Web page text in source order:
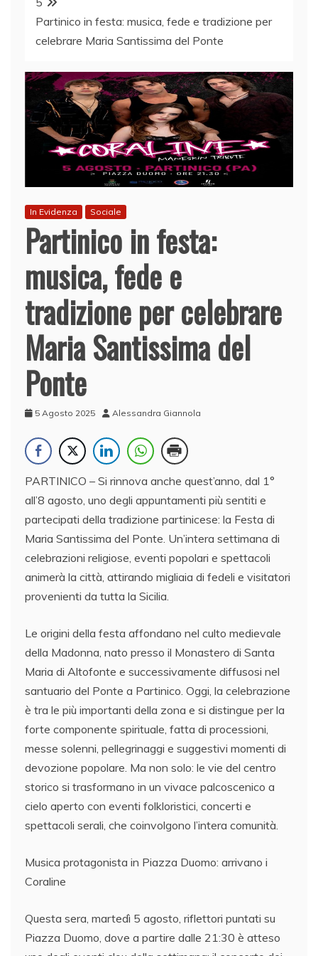
Partinico in festa: musica, fede e tradizione per
celebrare Maria Santissima del Ponte
In Evidenza Sociale
Partinico in festa:
musica, fede e
tradizione per celebrare
Maria Santissima del
Ponte
5 Agosto 2025 Alessandra Giannola
PARTINICO – Si rinnova anche quest’anno, dal 1°
all’8 agosto, uno degli appuntamenti più sentiti e
partecipati della tradizione partinicese: la Festa di
Maria Santissima del Ponte. Un’intera settimana di
celebrazioni religiose, eventi popolari e spettacoli
animerà la città, attirando migliaia di fedeli e visitatori
provenienti da tutta la Sicilia.
Le origini della festa affondano nel culto medievale
della Madonna, nato presso il Monastero di Santa
Maria di Altofonte e successivamente diffusosi nel
santuario del Ponte a Partinico. Oggi, la celebrazione
è tra le più importanti della zona e si distingue per la
forte componente spirituale, fatta di processioni,
messe solenni, pellegrinaggi e suggestivi momenti di
devozione popolare. Ma non solo: le vie del centro
storico si trasformano in un vivace palcoscenico a
cielo aperto con eventi folkloristici, concerti e
spettacoli serali, che coinvolgono l’intera comunità.
Musica protagonista in Piazza Duomo: arrivano i
Coraline
Questa sera, martedì 5 agosto, riflettori puntati su
Piazza Duomo, dove a partire dalle 21:30 è atteso